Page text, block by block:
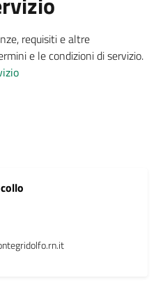
requisiti e altre
e le condizioni di servizio.